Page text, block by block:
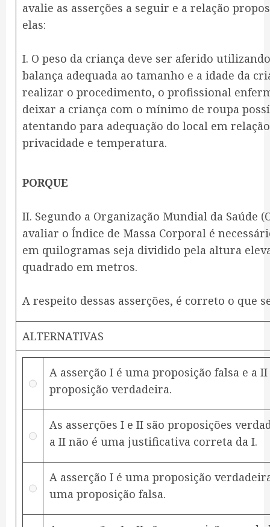
avalie as asserções a seguir e a relação
elas:
I. O peso da criança deve ser aferido
balança adequada ao tamanho e a idade da
realizar o procedimento, o profissional
deixar a criança com o mínimo de roupa
atentando para adequação do local em
privacidade e temperatura.
PORQUE
II. Segundo a Organização Mundial da Saúde
avaliar o Índice de Massa Corporal é
em quilogramas seja dividido pela altura
quadrado em metros.
A respeito dessas asserções, é correto o que
ALTERNATIVAS
A asserção I é uma proposição falsa e a
proposição verdadeira.
As asserções I e II são proposições
a II não é uma justificativa correta da I.
A asserção I é uma proposição
uma proposição falsa.